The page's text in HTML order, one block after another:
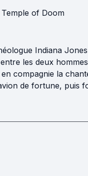
of Doom
Indiana
les deux
compagnie la
de fortune, puis